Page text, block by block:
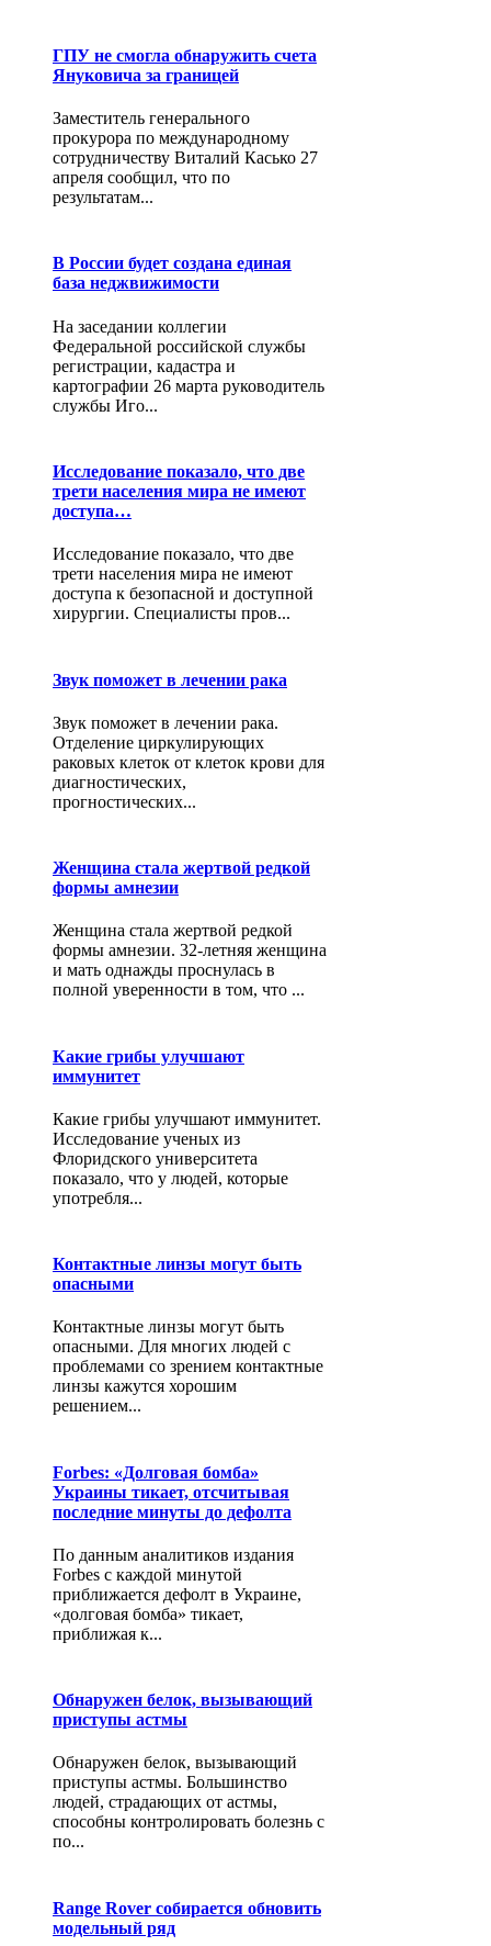
ГПУ не смогла обнаружить счета
Януковича за границей
Заместитель генерального
прокурора по международному
сотрудничеству Виталий Касько 27
апреля сообщил, что по
результатам...
В России будет создана единая
база неджвижимости
На заседании коллегии
Федеральной российской службы
регистрации, кадастра и
картографии 26 марта руководитель
службы Иго...
Исследование показало, что две
трети населения мира не имеют
доступа…
Исследование показало, что две
трети населения мира не имеют
доступа к безопасной и доступной
хирургии. Специалисты пров...
Звук поможет в лечении рака
Звук поможет в лечении рака.
Отделение циркулирующих
раковых клеток от клеток крови для
диагностических,
прогностических...
Женщина стала жертвой редкой
формы амнезии
Женщина стала жертвой редкой
формы амнезии. 32-летняя женщина
и мать однажды проснулась в
полной уверенности в том, что ...
Какие грибы улучшают
иммунитет
Какие грибы улучшают иммунитет.
Исследование ученых из
Флоридского университета
показало, что у людей, которые
употребля...
Контактные линзы могут быть
опасными
Контактные линзы могут быть
опасными. Для многих людей с
проблемами со зрением контактные
линзы кажутся хорошим
решением...
Forbes: «Долговая бомба»
Украины тикает, отсчитывая
последние минуты до дефолта
По данным аналитиков издания
Forbes с каждой минутой
приближается дефолт в Украине,
«долговая бомба» тикает,
приближая к...
Обнаружен белок, вызывающий
приступы астмы
Обнаружен белок, вызывающий
приступы астмы. Большинство
людей, страдающих от астмы,
способны контролировать болезнь с
по...
Range Rover собирается обновить
модельный ряд